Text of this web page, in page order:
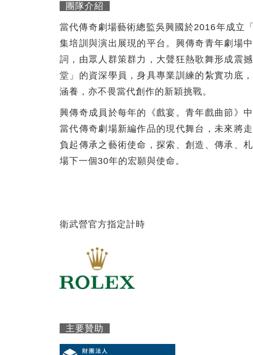
團隊介紹
當代傳奇劇場藝術總監吳興國於2016年成立
集培訓與演出展現的平台。興傳奇青年劇場
詞，由眾人群策群力，大聲狂熱歌舞形成震
堂」的資深學員，身具專業訓練的紮實功底
涵養，亦不畏當代創作的新穎挑戰。
興傳奇成員於每年的《戲宴。青年戲曲節》
當代傳奇劇場新編作品的現代舞台，未來將
負起傳承之藝術使命，探索、創造、傳承、
場下一個30年的宏願與使命。
衛武營官方指定計時
主要贊助